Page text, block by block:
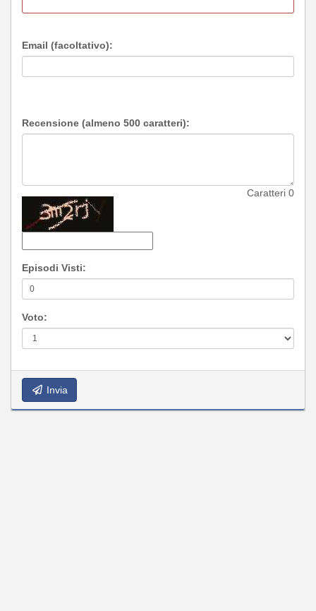
Email (facoltativo):
Recensione (almeno 500 caratteri):
Caratteri 0
Episodi Visti:
Voto:
Invia